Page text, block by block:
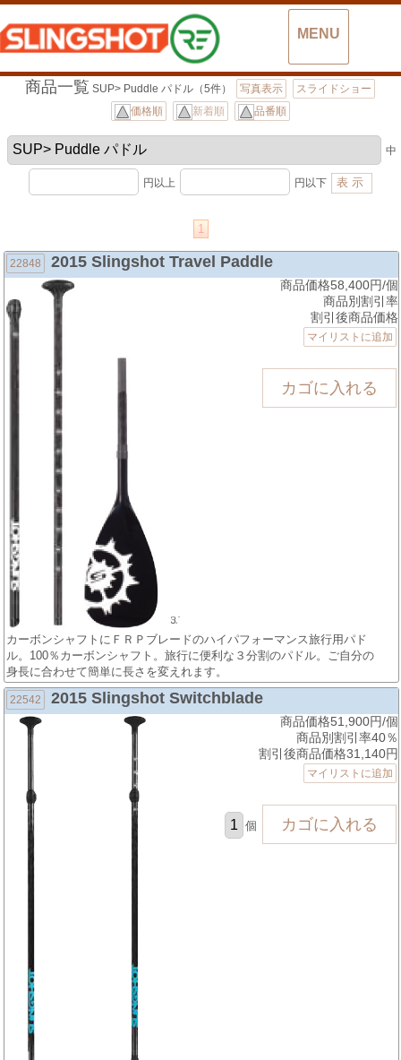
MENU
商品一覧 SUP> Puddle パドル（5件） 写真表示
スライドショー
価格順
新着順 品番順
中
円以上 円以下
1
22848 2015 Slingshot Travel Paddle
商品価格58,400円/個
商品別割引率
割引後商品価格
マイリストに追加
カーボンシャフトにＦＲＰブレードのハイパフォーマンス旅行用パド
ル。100％カーボンシャフト。旅行に便利な３分割のパドル。ご自分の
身長に合わせて簡単に長さを変えれます。
22542 2015 Slingshot Switchblade
商品価格51,900円/個
商品別割引率40％
割引後商品価格31,140円
マイリストに追加
個